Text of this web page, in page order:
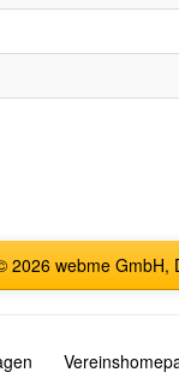
2026 webme GmbH,